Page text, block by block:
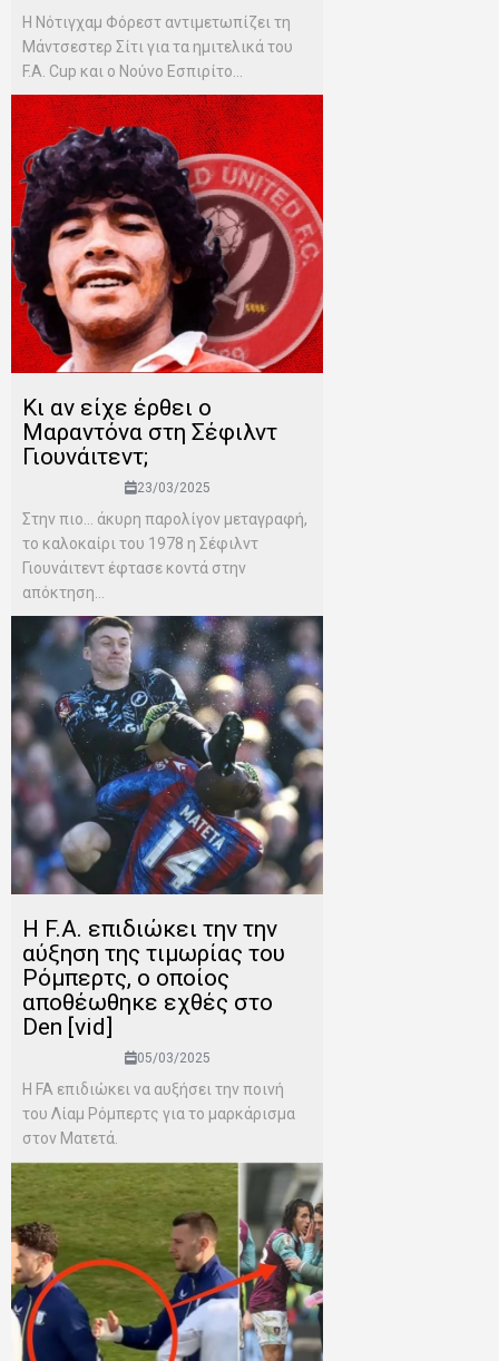
Η Νότιγχαμ Φόρεστ αντιμετωπίζει τη
Μάντσεστερ Σίτι για τα ημιτελικά του
F.A. Cup και ο Νούνο Εσπιρίτο...
Κι αν είχε έρθει ο
Μαραντόνα στη Σέφιλντ
Γιουνάιτεντ;
23/03/2025
Στην πιο… άκυρη παρολίγον μεταγραφή,
το καλοκαίρι του 1978 η Σέφιλντ
Γιουνάιτεντ έφτασε κοντά στην
απόκτηση...
Η F.A. επιδιώκει την την
αύξηση της τιμωρίας του
Ρόμπερτς, ο οποίος
αποθέωθηκε εχθές στο
Den [vid]
05/03/2025
Η FA επιδιώκει να αυξήσει την ποινή
του Λίαμ Ρόμπερτς για το μαρκάρισμα
στον Ματετά.